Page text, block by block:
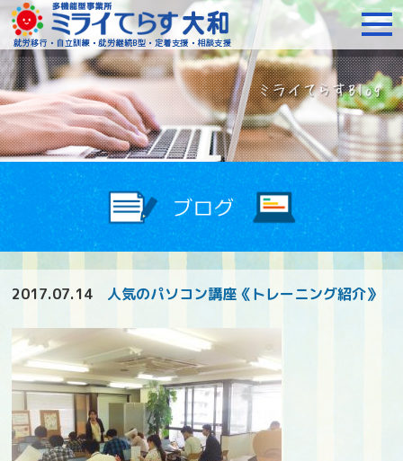
障がいをお持ちの方へ
2017.07.14 人気のパソコン講座《トレーニング紹介》